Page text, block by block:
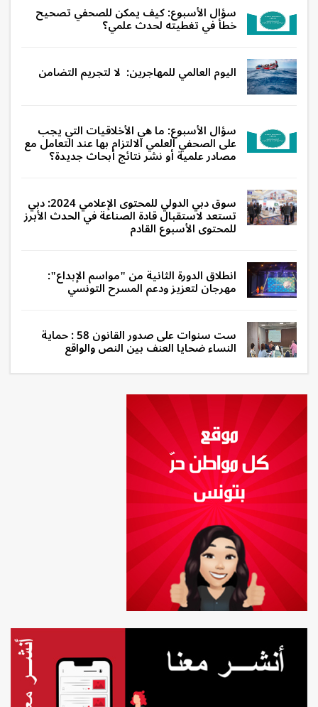
سؤال الأسبوع: كيف يمكن للصحفي تصحيح
خطأ في تغطيته لحدث علمي؟
اليوم العالمي للمهاجرين: لا لتجريم التضامن
سؤال الأسبوع: ما هي الأخلاقيات التي يجب
على الصحفي العلمي الالتزام بها عند التعامل مع
مصادر علمية أو نشر نتائج أبحاث جديدة؟
سوق دبي الدولي للمحتوى الإعلامي 2024: دبي
تستعد لاستقبال قادة الصناعة في الحدث الأبرز
للمحتوى الأسبوع القادم
انطلاق الدورة الثانية من "مواسم الإبداع":
مهرجان لتعزيز ودعم المسرح التونسي
ست سنوات على صدور القانون 58 : حماية
النساء ضحايا العنف بين النص والواقع